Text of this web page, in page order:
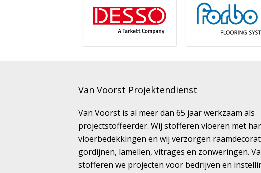
Van Voorst Projektendienst
Van Voorst is al meer dan 65 jaar werkzaam als
projectstoffeerder. Wij stofferen vloeren met
vloerbedekkingen en wij verzorgen
gordijnen, lamellen, vitrages en zonweringen.
stofferen we projecten voor bedrijven en